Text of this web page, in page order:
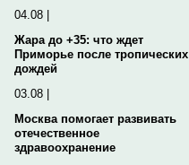
04.08 |
Жара до +35: что ждет
Приморье после тропических
дождей
03.08 |
Москва помогает развивать
отечественное
здравоохранение